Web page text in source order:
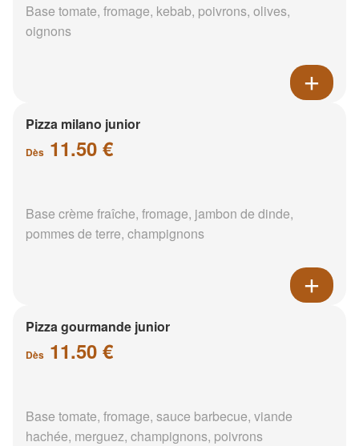
Base tomate, fromage, kebab, poivrons, olives,
oignons
Pizza milano junior
Dès 11.50 €
Base crème fraîche, fromage, jambon de dinde,
pommes de terre, champignons
Pizza gourmande junior
Dès 11.50 €
Base tomate, fromage, sauce barbecue, viande
hachée, merguez, champignons, poivrons